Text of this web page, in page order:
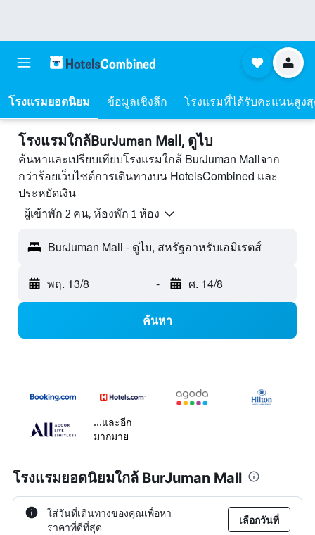
โรงแรมยอดนิยม ข้อมูลเชิงลึก โรงแรมที่ได้รับคะแนนสูง
โรงแรมใกล้BurJuman Mall, ดูไบ
ค้นหาและเปรียบเทียบโรงแรมใกล้ BurJuman Mallจาก
กว่าร้อยเว็บไซต์การเดินทางบน HotelsCombined และ
ประหยัดเงิน
ผู้เข้าพัก 2 คน, ห้องพัก 1 ห้อง
BurJuman Mall - ดูไบ, สหรัฐอาหรับเอมิเรตส์
พฤ. 13/8 - ศ. 14/8
ค้นหา
...และอีก
มากมาย
โรงแรมยอดนิยมใกล้ BurJuman Mall
ใส่วันที่เดินทางของคุณเพื่อหา
ราคาที่ดีที่สุด
เลือกวันที่